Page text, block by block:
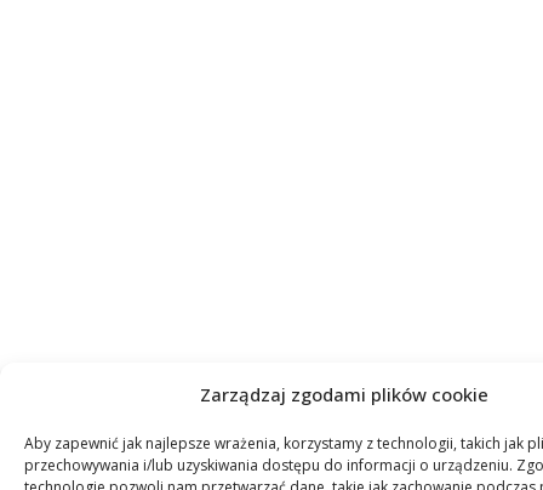
Zarządzaj zgodami plików cookie
Aby zapewnić jak najlepsze wrażenia, korzystamy z technologii, takich jak
przechowywania i/lub uzyskiwania dostępu do informacji o urządzeniu.